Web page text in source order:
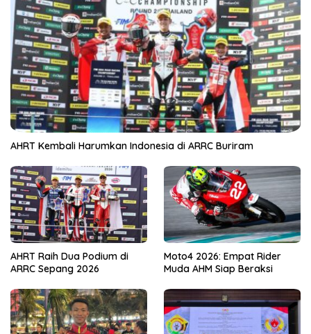
AHRT Kembali Harumkan Indonesia di ARRC Buriram
AHRT Raih Dua Podium di
ARRC Sepang 2026
Moto4 2026: Empat Rider
Muda AHM Siap Beraksi